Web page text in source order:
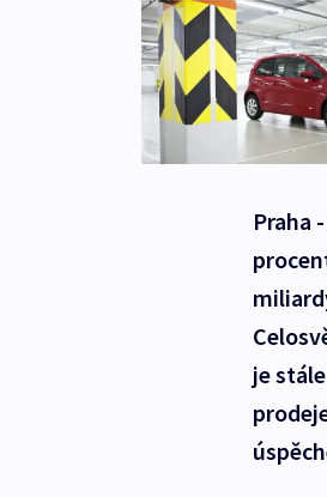
Praha
je